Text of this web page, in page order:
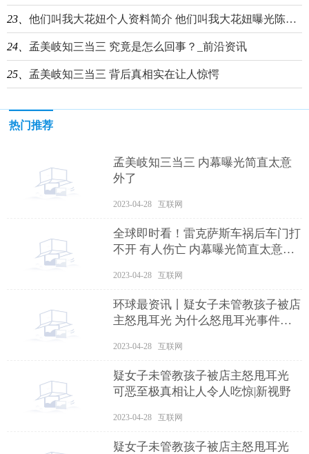
23、 他们叫我大花妞个人资料简介 他们叫我大花妞曝光陈令韬出轨孟美岐事件始末 天天日报
24、 孟美岐知三当三 究竟是怎么回事？_前沿资讯
25、 孟美岐知三当三 背后真相实在让人惊愕
热门推荐
孟美岐知三当三 内幕曝光简直太意
外了
2023-04-28 互联网
全球即时看！雷克萨斯车祸后车门打
不开 有人伤亡 内幕曝光简直太意外
2023-04-28 互联网
环球最资讯丨疑女子未管教孩子被店
主怒甩耳光 为什么怒甩耳光事件始
2023-04-28 互联网
疑女子未管教孩子被店主怒甩耳光
可恶至极真相让人令人吃惊|新视野
2023-04-28 互联网
疑女子未管教孩子被店主怒甩耳光